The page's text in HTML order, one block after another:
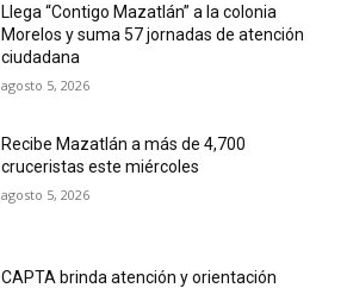
Llega “Contigo Mazatlán” a la colonia
Morelos y suma 57 jornadas de atención
ciudadana
agosto 5, 2026
Recibe Mazatlán a más de 4,700
cruceristas este miércoles
agosto 5, 2026
CAPTA brinda atención y orientación